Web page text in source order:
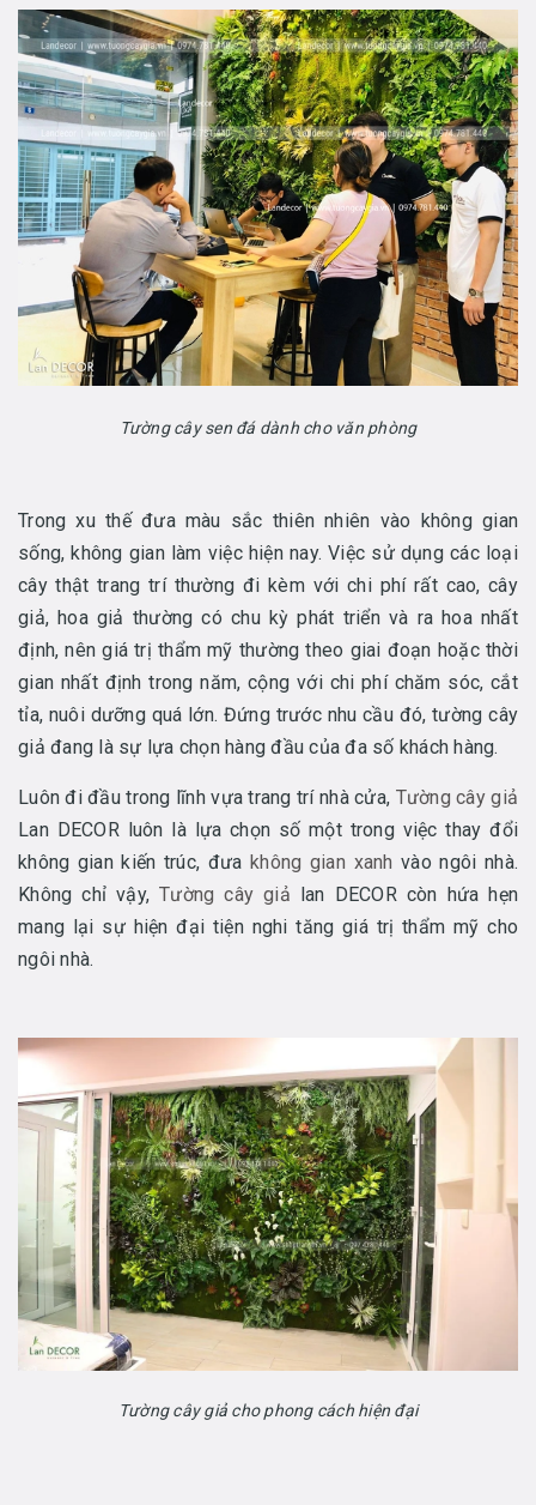
Tường cây sen đá dành cho văn phòng
Trong xu thế đưa màu sắc thiên nhiên vào không gian
sống, không gian làm việc hiện nay. Việc sử dụng các loại
cây thật trang trí thường đi kèm với chi phí rất cao, cây
giả, hoa giả thường có chu kỳ phát triển và ra hoa nhất
định, nên giá trị thẩm mỹ thường theo giai đoạn hoặc thời
gian nhất định trong năm, cộng với chi phí chăm sóc, cắt
tỉa, nuôi dưỡng quá lớn. Đứng trước nhu cầu đó, tường cây
giả đang là sự lựa chọn hàng đầu của đa số khách hàng.
Luôn đi đầu trong lĩnh vựa trang trí nhà cửa, Tường cây giả
Lan DECOR luôn là lựa chọn số một trong việc thay đổi
không gian kiến trúc, đưakhông gian xanh vào ngôi nhà.
Không chỉ vậy, Tường cây giả lan DECOR còn hứa hẹn
mang lại sự hiện đại tiện nghi tăng giá trị thẩm mỹ cho
ngôi nhà.
Tường cây giả cho phong cách hiện đại